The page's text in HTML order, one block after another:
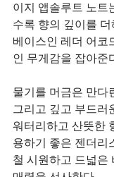
이지 앱솔루트 노트
수록 향의 깊이를
베이스인 레더 어코
인 무게감을 잡아준
물기를 머금은 만다
그리고 깊고 부드러
워터리하고 산뜻한
용하기 좋은 젠더리
철 시원하고 드넓은